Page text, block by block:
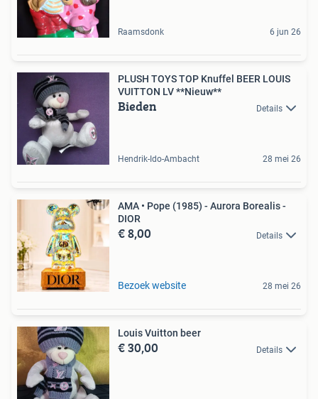
Raamsdonk 6 jun 26
PLUSH TOYS TOP Knuffel BEER LOUIS
VUITTON LV **Nieuw**
Bieden Details
Hendrik-Ido-Ambacht 28 mei 26
AMA • Pope (1985) - Aurora Borealis -
DIOR
€ 8,00 Details
Bezoek website 28 mei 26
Louis Vuitton beer
€ 30,00 Details